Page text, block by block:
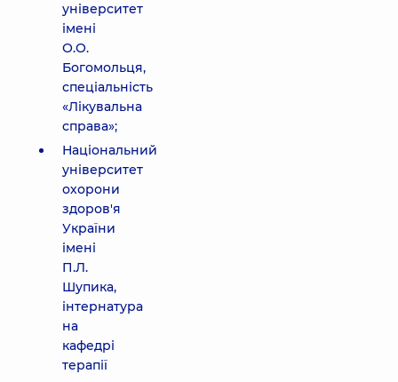
університет
імені
О.О.
Богомольця,
спеціальність
«Лікувальна
справа»;
Національний
університет
охорони
здоров'я
України
імені
П.Л.
Шупика,
інтернатура
на
кафедрі
терапії